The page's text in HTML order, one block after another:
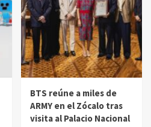
BTS reúne a miles de
ARMY en el Zócalo tras
visita al Palacio Nacional